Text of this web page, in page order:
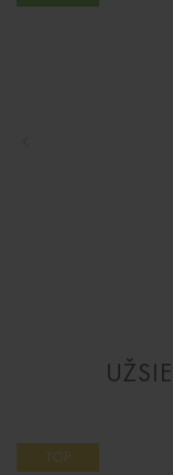
Knygos su
TOP